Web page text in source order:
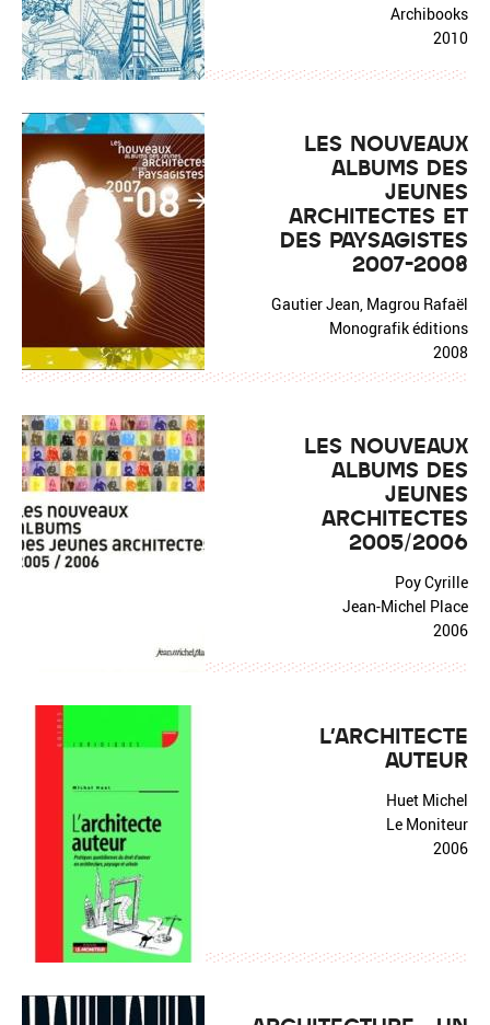
Archibooks
2010
LES NOUVEAUX
ALBUMS DES
JEUNES
ARCHITECTES ET
DES PAYSAGISTES
2007-2008
Gautier Jean, Magrou Rafaël
Monografik éditions
2008
LES NOUVEAUX
ALBUMS DES
JEUNES
ARCHITECTES
2005/2006
Poy Cyrille
Jean-Michel Place
2006
L'ARCHITECTE
AUTEUR
Huet Michel
Le Moniteur
2006